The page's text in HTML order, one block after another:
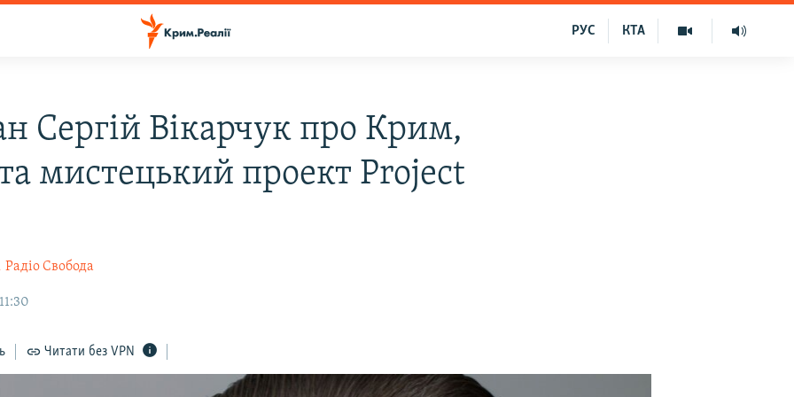
КТА
РУС
Сергій Вікарчук про Крим,
мистецький проект Project
Радіо Свобода
Читати без VPN